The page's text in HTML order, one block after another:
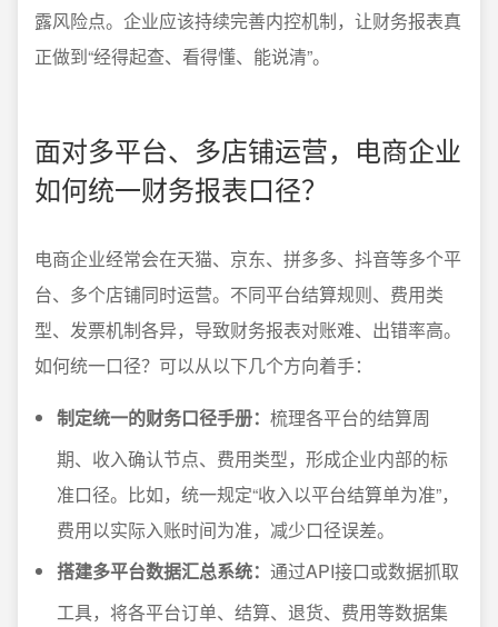
露风险点。企业应该持续完善内控机制，让财务报表真
正做到“经得起查、看得懂、能说清”。
面对多平台、多店铺运营，电商企业
如何统一财务报表口径？
电商企业经常会在天猫、京东、拼多多、抖音等多个平
台、多个店铺同时运营。不同平台结算规则、费用类
型、发票机制各异，导致财务报表对账难、出错率高。
如何统一口径？可以从以下几个方向着手：
制定统一的财务口径手册： 梳理各平台的结算周
期、收入确认节点、费用类型，形成企业内部的标
准口径。比如，统一规定“收入以平台结算单为准”，
费用以实际入账时间为准，减少口径误差。
搭建多平台数据汇总系统： 通过API接口或数据抓取
工具，将各平台订单、结算、退货、费用等数据集